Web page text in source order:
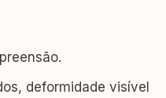
deformidade visível